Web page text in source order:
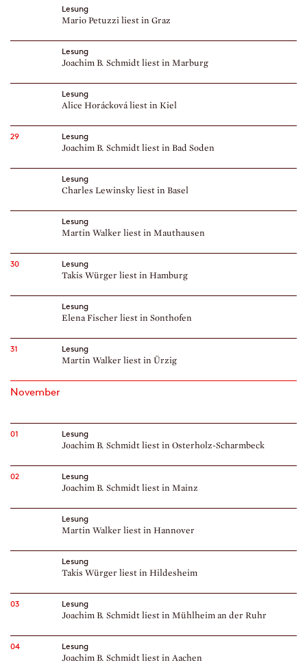
Lesung
Mario Petuzzi liest in Graz
Lesung
Joachim B. Schmidt liest in Marburg
Lesung
Alice Horácková liest in Kiel
29
Lesung
Joachim B. Schmidt liest in Bad Soden
Lesung
Charles Lewinsky liest in Basel
Lesung
Martin Walker liest in Mauthausen
30
Lesung
Takis Würger liest in Hamburg
Lesung
Elena Fischer liest in Sonthofen
31
Lesung
Martin Walker liest in Ürzig
November
01
Lesung
Joachim B. Schmidt liest in Osterholz-Scharmbeck
02
Lesung
Joachim B. Schmidt liest in Mainz
Lesung
Martin Walker liest in Hannover
Lesung
Takis Würger liest in Hildesheim
03
Lesung
Joachim B. Schmidt liest in Mühlheim an der Ruhr
04
Lesung
Joachim B. Schmidt liest in Aachen